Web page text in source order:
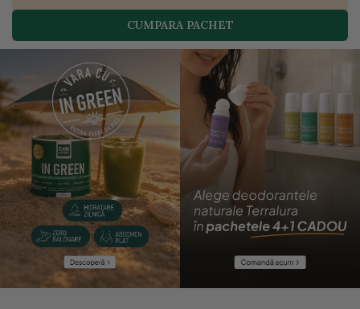
CUMPARA PACHET